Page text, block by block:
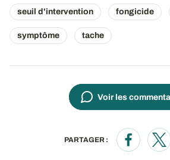
seuil d'intervention fongicide
symptôme tache
Voir les
PARTAGER :
Opens in